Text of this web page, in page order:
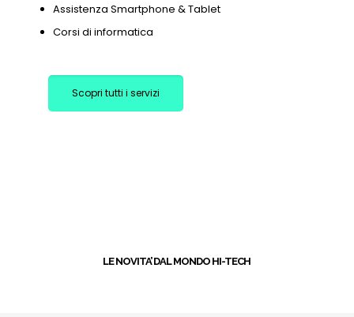
Assistenza Smartphone & Tablet
Corsi di informatica
Scopri tutti i servizi
LE NOVITA’ DAL MONDO HI-TECH